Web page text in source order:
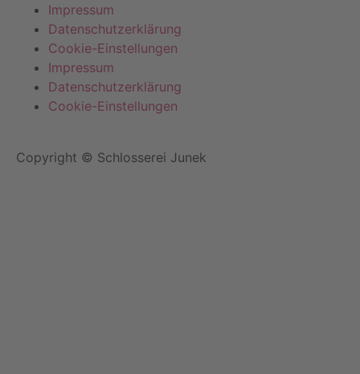
Impressum
Datenschutzerklärung
Cookie-Einstellungen
Impressum
Datenschutzerklärung
Cookie-Einstellungen
Copyright © Schlosserei Junek